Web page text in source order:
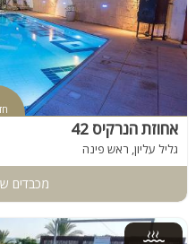
אחוזת הנרקיס 42
גליל עליון, ראש פינה
מכבדים